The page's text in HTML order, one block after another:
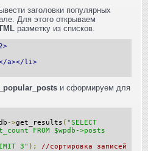
заголовки популярных
Для этого открываем
разметку из списков.
a></li>
и сформируем для
->get_results ( "SELECT
FROM $wpdb->posts
3" );
//сортировка записей